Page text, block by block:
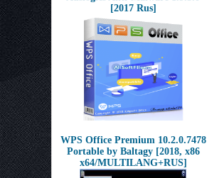
[2017 Rus]
WPS Office Premium 10.2.0.7478
Portable by Baltagy [2018, x86
x64/MULTILANG+RUS]